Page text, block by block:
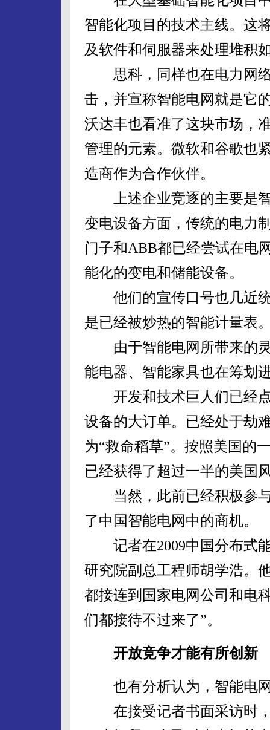
智能化项目的技术主线。这
及软件和伺服器来处理堆积
思科，同样也在电力网络
击，并宣称智能电网就是它
沃达丰也看准了这块市场，
管理的元素。微软和谷歌也
造商作为合作伙伴。
上述企业竞逐的主要是智
变电设备方面，传统的电力
门子和ABB都已经尝试在电
能化的变电和储能设备。
他们的宣传口号也几近统
是已经被炒热的智能计量表
由于智能电网所带来的灵
能电器、智能家具也在筹划
开发和技术巨人们已经点
设备的大订单。已经处于劫
为“救命稻草”。按照美国的
已经获得了超过一半的美国
当然，此前已经积极参与
了中国智能电网中的商机。
记者在2009中国分布式能
研究院副总工程师胡学浩。
都接连到国家电网公司和电
们都接待不过来了”。
开放竞争才能有所创新
也有分析认为，智能电网
在接受记者书面采访时，